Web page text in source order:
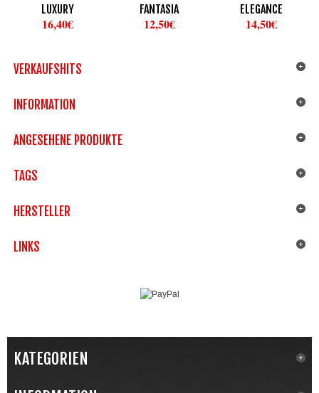
LUXURY
16,40€
FANTASIA
12,50€
ELEGANCE
14,50€
VERKAUFSHITS
INFORMATION
ANGESEHENE PRODUKTE
TAGS
HERSTELLER
LINKS
KATEGORIEN